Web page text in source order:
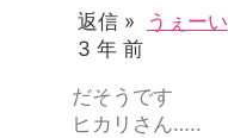
返信 »
うぇーい
3 年 前
だそうです
ヒカリさん…..